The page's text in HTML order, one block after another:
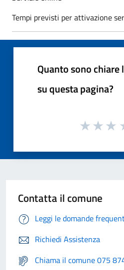
Tempi previsti per attivazione
Quanto sono
su questa pagina?
Contatta il comune
Leggi le domande
Richiedi Assistenza
Chiama il comune 075